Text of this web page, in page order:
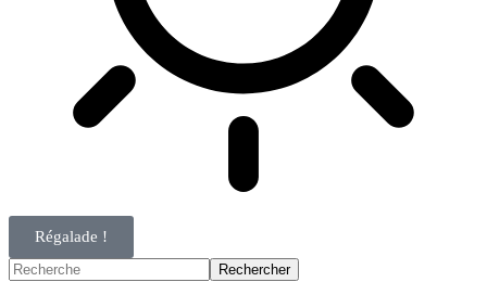
Régalade !